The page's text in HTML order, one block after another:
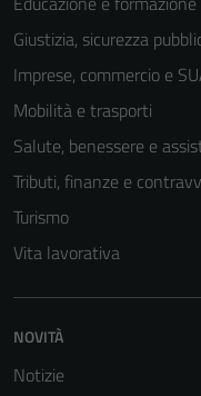
Giustizia, sicurezza
Imprese, commercio e
Mobilità e trasporti
Salute, benessere e
Tributi, finanze e
Turismo
Vita lavorativa
NOVITÀ
Notizie